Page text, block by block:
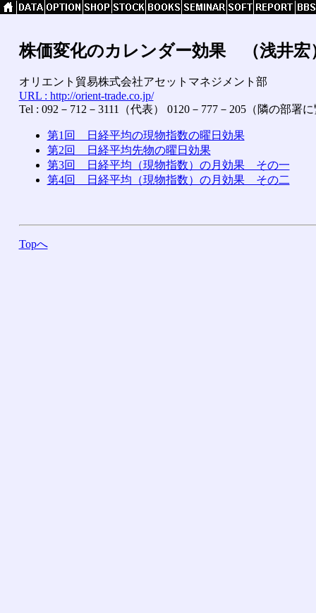
株価変化のカレンダー効果 （浅井宏
オリエント貿易株式会社アセットマネジメント部
URL : http://orient-trade.co.jp/
Tel : 092－712－3111（代表） 0120－777－205（隣の部署
第1回 日経平均の現物指数の曜日効果
第2回 日経平均先物の曜日効果
第3回 日経平均（現物指数）の月効果 その一
第4回 日経平均（現物指数）の月効果 その二
Topへ